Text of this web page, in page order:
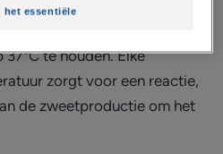
van onze
te houden. Elke
zorgt voor een reactie,
de zweetproductie om het
het essentiële